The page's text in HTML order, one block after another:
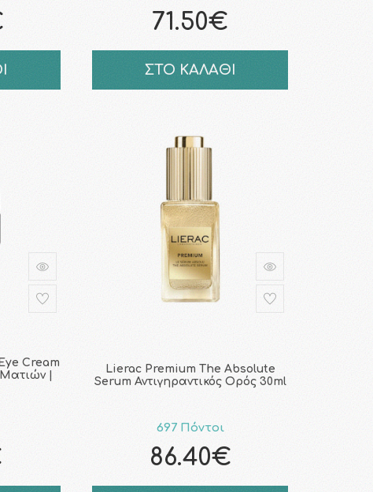
71.50€
ΣΤΟ ΚΑΛΑΘΙ
Cream
|
Lierac Premium The Absolute
Serum Αντιγηραντικός Ορός 30ml
697 Πόντοι
86.40€